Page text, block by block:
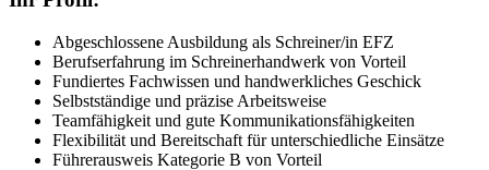
Abgeschlossene Ausbildung als Schreiner/in EFZ
Berufserfahrung im Schreinerhandwerk von Vorteil
Fundiertes Fachwissen und handwerkliches Geschick
Selbstständige und präzise Arbeitsweise
Teamfähigkeit und gute Kommunikationsfähigkeiten
Flexibilität und Bereitschaft für unterschiedliche Einsätze
Führerausweis Kategorie B von Vorteil